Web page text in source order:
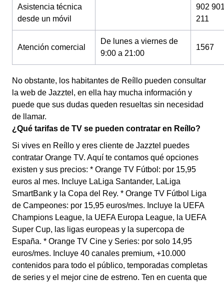
Asistencia técnica
desde un móvil
902
211
Atención comercial
De lunes a viernes de
9:00 a 21:00
1567
No obstante, los habitantes de Reíllo pueden consultar
la web de Jazztel, en ella hay mucha información y
puede que sus dudas queden resueltas sin necesidad
de llamar.
¿Qué tarifas de TV se pueden contratar en Reíllo?
Si vives en Reíllo y eres cliente de Jazztel puedes
contratar Orange TV. Aquí te contamos qué opciones
existen y sus precios: * Orange TV Fútbol: por 15,95
euros al mes. Incluye LaLiga Santander, LaLiga
SmartBank y la Copa del Rey. * Orange TV Fútbol Liga
de Campeones: por 15,95 euros/mes. Incluye la UEFA
Champions League, la UEFA Europa League, la UEFA
Super Cup, las ligas europeas y la supercopa de
España. * Orange TV Cine y Series: por solo 14,95
euros/mes. Incluye 40 canales premium, +10.000
contenidos para todo el público, temporadas completas
de series y el mejor cine de estreno. Ten en cuenta que